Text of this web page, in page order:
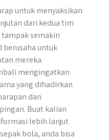
untuk menyaksikan
dari kedua tim
semakin
berusaha untuk
mereka.
mengingatkan
yang dihadirkan
dan
Buat kalian
lebih lanjut
bola, anda bisa